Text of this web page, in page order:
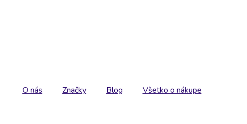
O nás Značky Blog Všetko o nákupe